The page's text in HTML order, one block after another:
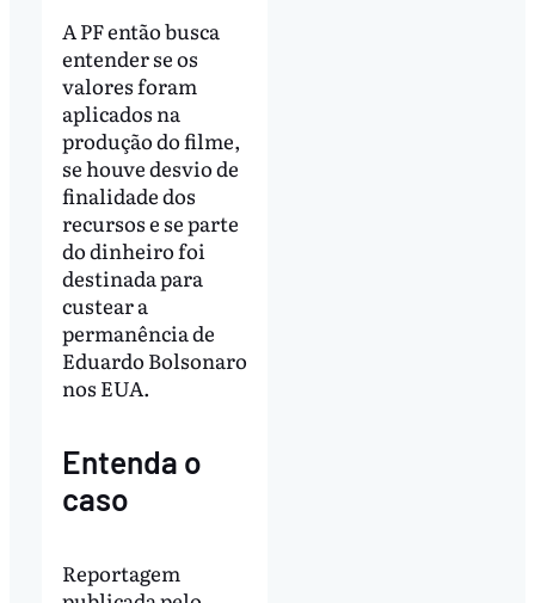
A PF então busca
entender se os
valores foram
aplicados na
produção do filme,
se houve desvio de
finalidade dos
recursos e se parte
do dinheiro foi
destinada para
custear a
permanência de
Eduardo Bolsonaro
nos EUA.
Entenda o
caso
Reportagem